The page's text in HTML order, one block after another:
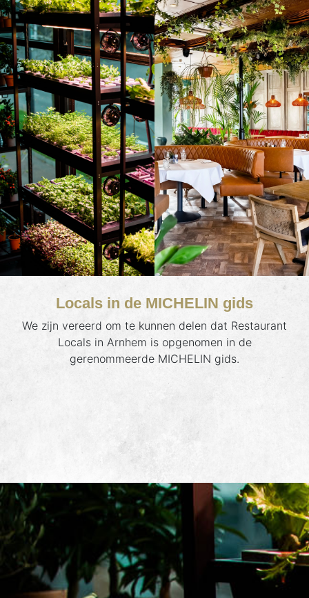
Locals in de MICHELIN gids
We zijn vereerd om te kunnen delen dat Restaurant
Locals in Arnhem is opgenomen in de
gerenommeerde MICHELIN gids.